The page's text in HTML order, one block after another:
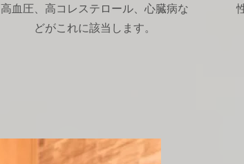
高血圧、高コレステロール、心臓病な
どがこれに該当します。